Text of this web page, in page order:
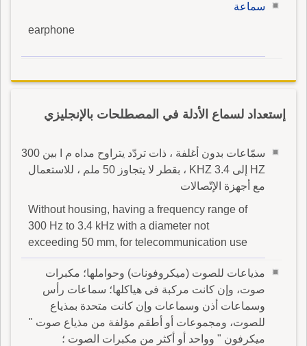
سماعة
earphone
إستعداد لسماع الأدلة في المصطلحات بالإنجليزي
سمّاعات بدون أغلفة ، ذات تردّد يتراوح مداه م ا بين 300
HZ إلى 3.4 KHZ ، بقطر لا يتجاوز 50 ملم ، للاستعمال
مع أجهزة الإتّصالات
Without housing, having a frequency range of
300 Hz to 3.4 kHz with a diameter not
exceeding 50 mm, for telecommunication use
مذياعات للصوت (ميكروفونات) وحواملها؛ مكبرات
صوت، وإن كانت مركبة فى هياكلها؛ سماعات رأس
وسماعات أذن وسماعات وإن كانت متحدة بمذياع
للصوت، ومجموعات أو أطقم مؤلفة من مذياع صوت "
ميكرفون " وواحد أو أكثر من مكبرات الصوت ؛